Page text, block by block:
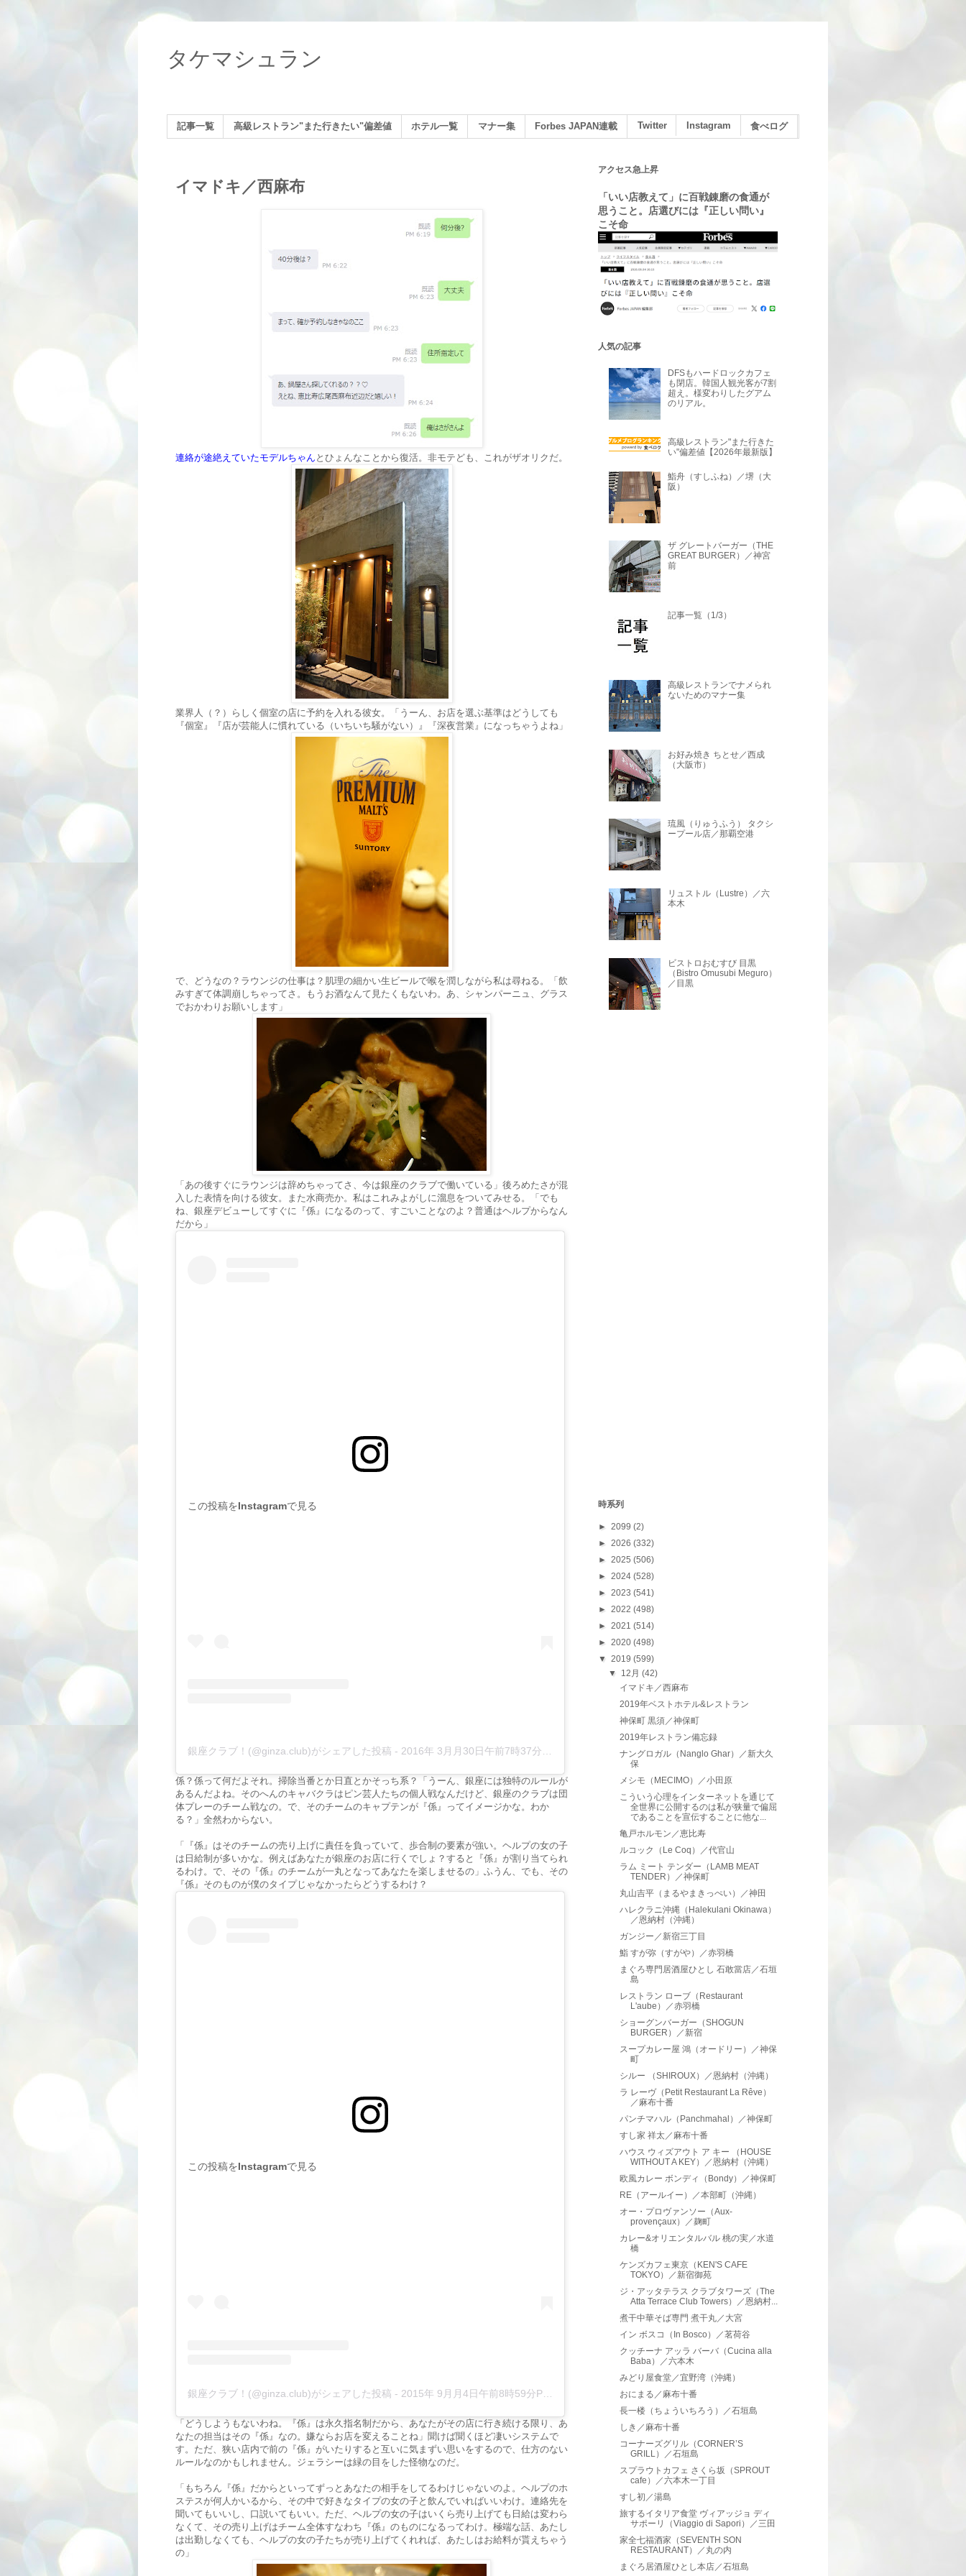
タケマシュラン
記事一覧 高級レストラン"また行きたい"偏差値 ホテル一覧 マナー集 Forbes JAPAN連載 Twitter Instagram 食べログ
イマドキ／西麻布
連絡が途絶えていたモデルちゃん とひょんなことから復活。非モテども、これがザオリクだ。
業界人（？）らしく個室の店に予約を入れる彼女。「うーん、お店を選ぶ基準はどうしても
『個室』『店が芸能人に慣れている（いちいち騒がない）』『深夜営業』になっちゃうよね」
で、どうなの？ラウンジの仕事は？肌理の細かい生ビールで喉を潤しながら私は尋ねる。「飲
みすぎて体調崩しちゃってさ。もうお酒なんて見たくもないわ。あ、シャンパーニュ、グラス
でおかわりお願いします」
「あの後すぐにラウンジは辞めちゃってさ、今は銀座のクラブで働いている」後ろめたさが混
入した表情を向ける彼女。また水商売か。私はこれみよがしに溜息をついてみせる。「でも
ね、銀座デビューしてすぐに『係』になるのって、すごいことなのよ？普通はヘルプからなん
だから」
この投稿をInstagramで見る
銀座クラブ！(@ginza.club)がシェアした投稿 - 2016年 3月月30日午前7時37分PDT
係？係って何だよそれ。掃除当番とか日直とかそっち系？「うーん、銀座には独特のルールが
あるんだよね。そのへんのキャバクラはピン芸人たちの個人戦なんだけど、銀座のクラブは団
体プレーのチーム戦なの。で、そのチームのキャプテンが『係』ってイメージかな。わか
る？」全然わからない。
「『係』はそのチームの売り上げに責任を負っていて、歩合制の要素が強い。ヘルプの女の子
は日給制が多いかな。例えばあなたが銀座のお店に行くでしょ？すると『係』が割り当てられ
るわけ。で、その『係』のチームが一丸となってあなたを楽しませるの」ふうん、でも、その
『係』そのものが僕のタイプじゃなかったらどうするわけ？
この投稿をInstagramで見る
銀座クラブ！(@ginza.club)がシェアした投稿 - 2015年 9月月4日午前8時59分PDT
「どうしようもないわね。『係』は永久指名制だから、あなたがその店に行き続ける限り、あ
なたの担当はその『係』なの。嫌ならお店を変えることね」聞けば聞くほど凄いシステムで
す。ただ、狭い店内で前の『係』がいたりすると互いに気まずい思いをするので、仕方のない
ルールなのかもしれません。ジェラシーは緑の目をした怪物なのだ。
「もちろん『係』だからといってずっとあなたの相手をしてるわけじゃないのよ。ヘルプのホ
ステスが何人かいるから、その中で好きなタイプの女の子と飲んでいればいいわけ。連絡先を
聞いてもいいし、口説いてもいい。ただ、ヘルプの女の子はいくら売り上げても日給は変わら
なくて、その売り上げはチーム全体すなわち『係』のものになるってわけ。極端な話、あたし
は出勤しなくても、ヘルプの女の子たちが売り上げてくれれば、あたしはお給料が貰えちゃう
の」
アクセス急上昇
「いい店教えて」に百戦錬磨の食通が
思うこと。店選びには『正しい問い』
こそ命
人気の記事
DFSもハードロックカフェ
も閉店。韓国人観光客が7割
超え。様変わりしたグアム
のリアル。
高級レストラン"また行きた
い"偏差値【2026年最新版】
鮨舟（すしふね）／堺（大
阪）
ザ グレートバーガー（THE
GREAT BURGER）／神宮
前
記事一覧（1/3）
高級レストランでナメられ
ないためのマナー集
お好み焼き ちとせ／西成
（大阪市）
琉風（りゅうふう） タクシ
ープール店／那覇空港
リュストル（Lustre）／六
本木
ビストロおむすび 目黒
（Bistro Omusubi Meguro）
／目黒
時系列
► 2099 (2)
► 2026 (332)
► 2025 (506)
► 2024 (528)
► 2023 (541)
► 2022 (498)
► 2021 (514)
► 2020 (498)
▼ 2019 (599)
▼ 12月(42)
イマドキ／西麻布
2019年ベストホテル&レストラン
神保町 黒須／神保町
2019年レストラン備忘録
ナングロガル（Nanglo Ghar）／新大久
保
メシモ（MECIMO）／小田原
こういう心理をインターネットを通じて
全世界に公開するのは私が狭量で偏屈
であることを宣伝することに他な...
亀戸ホルモン／恵比寿
ルコック（Le Coq）／代官山
ラム ミート テンダー（LAMB MEAT
TENDER）／神保町
丸山吉平（まるやまきっぺい）／神田
ハレクラニ沖縄（Halekulani Okinawa）
／恩納村（沖縄）
ガンジー／新宿三丁目
鮨 すが弥（すがや）／赤羽橋
まぐろ専門居酒屋ひとし 石敢當店／石垣
島
レストラン ローブ（Restaurant
L'aube）／赤羽橋
ショーグンバーガー（SHOGUN
BURGER）／新宿
スープカレー屋 鴻（オードリー）／神保
町
シルー （SHIROUX）／恩納村（沖縄）
ラ レーヴ（Petit Restaurant La Rêve）
／麻布十番
パンチマハル（Panchmahal）／神保町
すし家 祥太／麻布十番
ハウス ウィズアウト ア キー （HOUSE
WITHOUT A KEY）／恩納村（沖縄）
欧風カレー ボンディ（Bondy）／神保町
RE（アールイー）／本部町（沖縄）
オー・プロヴァンソー（Aux-
provençaux）／麹町
カレー&オリエンタルバル 桃の実／水道
橋
ケンズカフェ東京（KEN'S CAFE
TOKYO）／新宿御苑
ジ・アッタテラス クラブタワーズ（The
Atta Terrace Club Towers）／恩納村...
煮干中華そば専門 煮干丸／大宮
イン ボスコ（In Bosco）／茗荷谷
クッチーナ アッラ バーバ（Cucina alla
Baba）／六本木
みどり屋食堂／宜野湾（沖縄）
おにまる／麻布十番
長一楼（ちょういちろう）／石垣島
しき／麻布十番
コーナーズグリル（CORNER’S
GRILL）／石垣島
スプラウトカフェ さくら坂（SPROUT
cafe）／六本木一丁目
すし初／湯島
旅するイタリア食堂 ヴィアッジョ ディ
サポーリ（Viaggio di Sapori）／三田
家全七福酒家（SEVENTH SON
RESTAURANT）／丸の内
まぐろ居酒屋ひとし本店／石垣島